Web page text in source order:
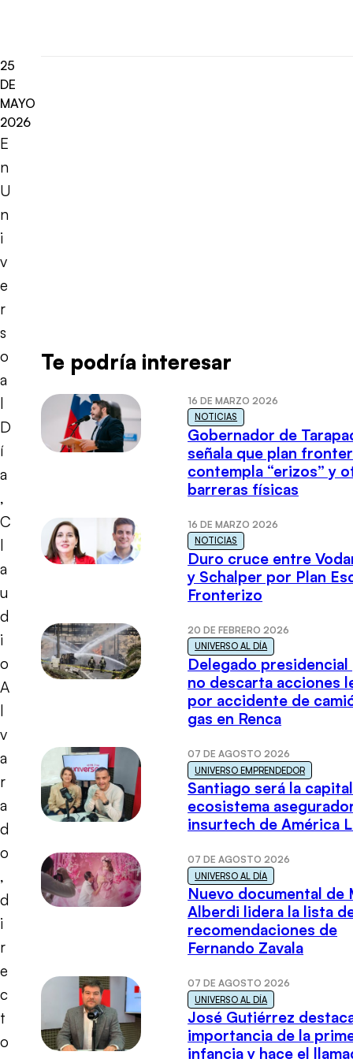
25
DE
MAYO
2026
E
n
U
n
i
v
e
r
s
o
a
l
D
í
a
,
C
l
a
u
d
i
o
A
l
v
a
r
a
d
o
,
d
i
r
e
c
t
o
Te podría interesar
16 DE MARZO 2026
NOTICIAS
Gobernador de
señala que plan
contempla “erizos” y
barreras físicas
16 DE MARZO 2026
NOTICIAS
Duro cruce entre
y Schalper por Plan
Fronterizo
20 DE FEBRERO 2026
UNIVERSO AL DÍA
Delegado presidencial
no descarta acciones
por accidente de
gas en Renca
07 DE AGOSTO 2026
UNIVERSO EMPRENDEDOR
Santiago será la
ecosistema
insurtech de América
07 DE AGOSTO 2026
UNIVERSO AL DÍA
Nuevo documental de
Alberdi lidera la lista
recomendaciones de
Fernando Zavala
07 DE AGOSTO 2026
UNIVERSO AL DÍA
José Gutiérrez
importancia de la
infancia y hace el